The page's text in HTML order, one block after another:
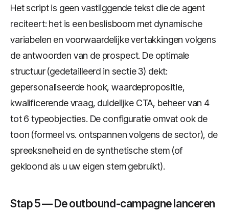
Het script is geen vastliggende tekst die de agent
reciteert: het is een beslisboom met dynamische
variabelen en voorwaardelijke vertakkingen volgens
de antwoorden van de prospect. De optimale
structuur (gedetailleerd in sectie 3) dekt:
gepersonaliseerde hook, waardepropositie,
kwalificerende vraag, duidelijke CTA, beheer van 4
tot 6 typeobjecties. De configuratie omvat ook de
toon (formeel vs. ontspannen volgens de sector), de
spreeksnelheid en de synthetische stem (of
gekloond als u uw eigen stem gebruikt).
Stap 5 — De outbound-campagne lanceren